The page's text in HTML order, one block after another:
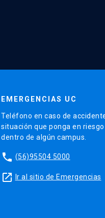
EMERGENCIAS UC
Teléfono en caso de
situación que ponga en
dentro de algún campus.
phone (56)95504 5000
launch Ir al sitio de Emergencias